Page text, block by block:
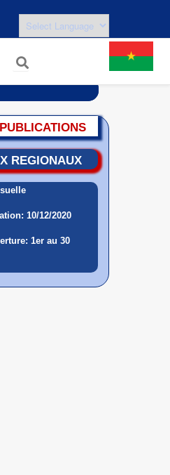
REGIONAUX
10/12/2020
1er au 30